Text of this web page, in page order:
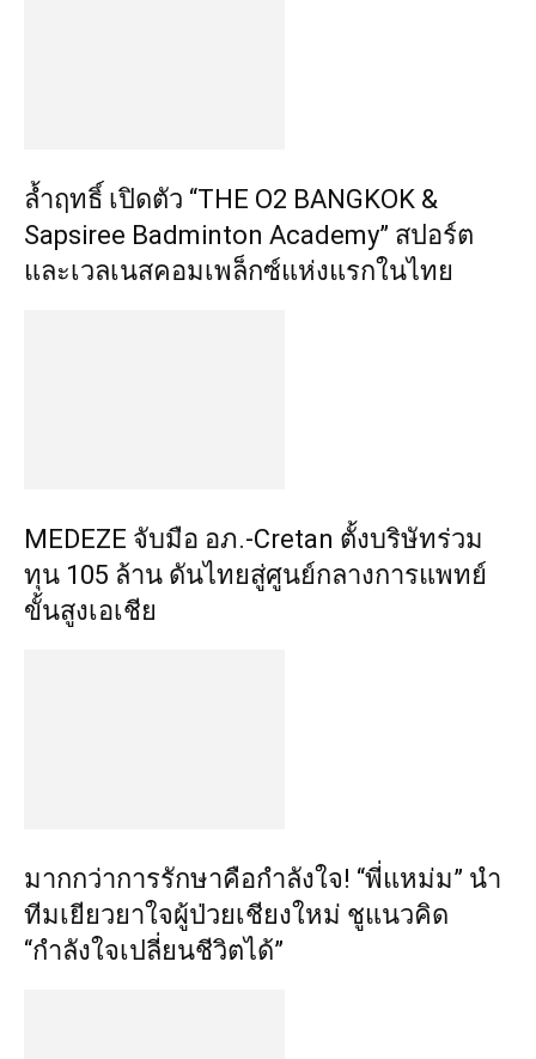
ล้ำฤทธิ์ เปิดตัว “THE O2 BANGKOK &
Sapsiree Badminton Academy” สปอร์ต
และเวลเนสคอมเพล็กซ์แห่งแรกในไทย
MEDEZE จับมือ อภ.-Cretan ตั้งบริษัทร่วม
ทุน 105 ล้าน ดันไทยสู่ศูนย์กลางการแพทย์
ขั้นสูงเอเชีย
​มากกว่าการรักษาคือกำลังใจ! “พี่แหม่ม” นำ
ทีมเยียวยาใจผู้ป่วยเชียงใหม่ ชูแนวคิด
“กำลังใจเปลี่ยนชีวิตได้”